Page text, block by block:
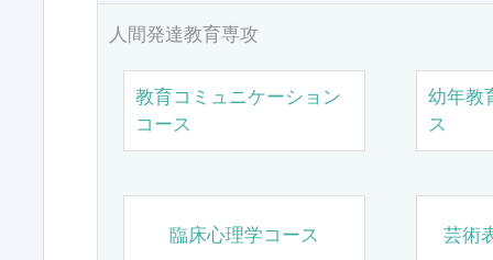
人間発達教育専攻
教育コミュニケーション
コース
幼年教
ス
臨床心理学コース 芸術